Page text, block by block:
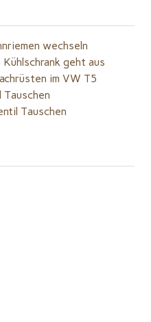
wechseln
geht aus
im VW T5
Tauschen